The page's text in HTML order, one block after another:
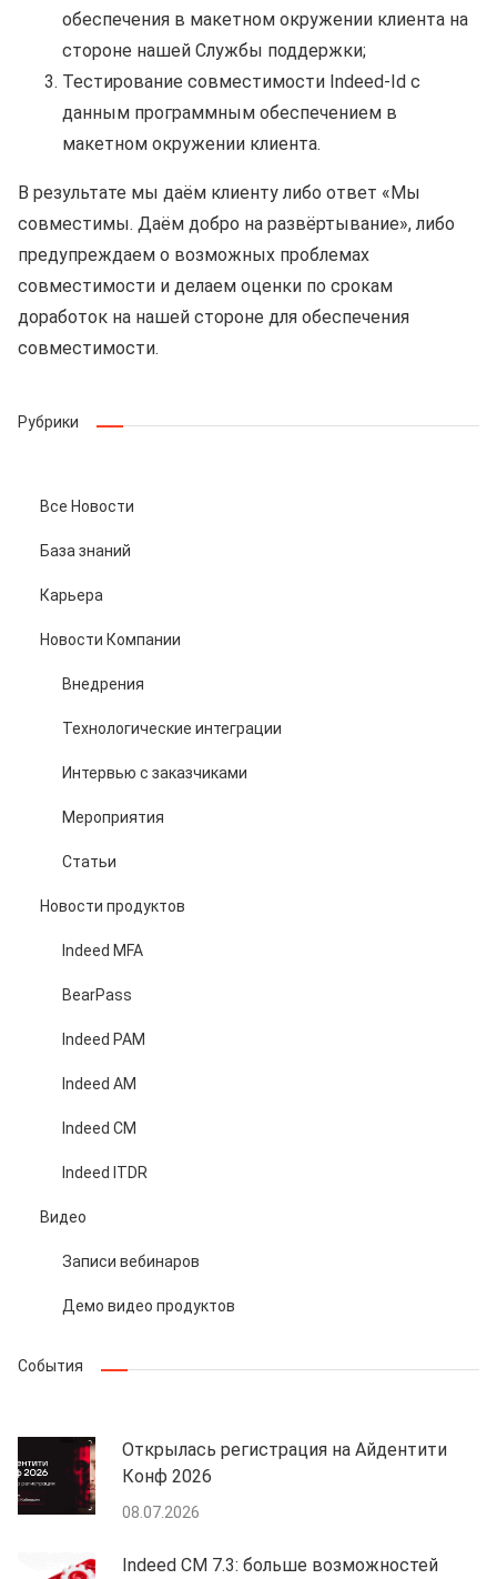
обеспечения в макетном окружении клиента на
стороне нашей Службы поддержки;
Тестирование совместимости Indeed-Id с
данным программным обеспечением в
макетном окружении клиента.
В результате мы даём клиенту либо ответ «Мы
совместимы. Даём добро на развёртывание», либо
предупреждаем о возможных проблемах
совместимости и делаем оценки по срокам
доработок на нашей стороне для обеспечения
совместимости.
Рубрики
Все Новости
База знаний
Карьера
Новости Компании
Внедрения
Технологические интеграции
Интервью с заказчиками
Мероприятия
Статьи
Новости продуктов
Indeed MFA
BearPass
Indeed PAM
Indeed AM
Indeed CM
Indeed ITDR
Видео
Записи вебинаров
Демо видео продуктов
События
Открылась регистрация на Айдентити
Конф 2026
08.07.2026
Indeed CM 7.3: больше возможностей